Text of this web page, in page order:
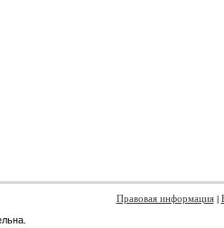
Правовая информация|